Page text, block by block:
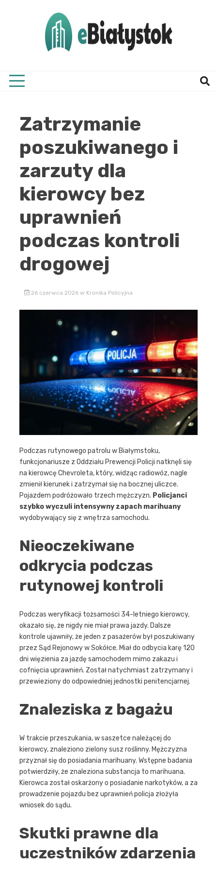
Zatrzymanie
poszukiwanego i
zarzuty dla
kierowcy bez
uprawnień
podczas kontroli
drogowej
26 czerwca 2026 w Kronika Policyjna
Podczas rutynowego patrolu w Białymstoku,
funkcjonariusze z Oddziału Prewencji Policji natknęli się
na kierowcę Chevroleta, który, widząc radiowóz, nagle
zmienił kierunek i zatrzymał się na bocznej uliczce.
Pojazdem podróżowało trzech mężczyzn. Policjanci
szybko wyczuli intensywny zapach marihuany
wydobywający się z wnętrza samochodu.
Nieoczekiwane
odkrycia podczas
rutynowej kontroli
Podczas weryfikacji tożsamości 34-letniego kierowcy,
okazało się, że nigdy nie miał prawa jazdy. Dalsze
kontrole ujawniły, że jeden z pasażerów był poszukiwany
przez Sąd Rejonowy w Sokółce. Miał do odbycia karę 120
dni więzienia za jazdę samochodem mimo zakazu i
cofnięcia uprawnień. Został natychmiast zatrzymany i
przewieziony do odpowiedniej jednostki penitencjarnej.
Znaleziska z bagażu
W trakcie przeszukania, w saszetce należącej do
kierowcy, znaleziono zielony susz roślinny. Mężczyzna
przyznał się do posiadania marihuany. Wstępne badania
potwierdziły, że znaleziona substancja to marihuana.
Kierowca został oskarżony o posiadanie narkotyków, a za
prowadzenie pojazdu bez uprawnień policja złożyła
wniosek do sądu.
Skutki prawne dla
uczestników zdarzenia